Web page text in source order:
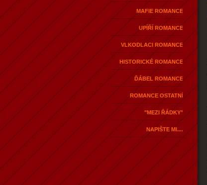
MAFIE ROMANCE
UPÍŘÍ ROMANCE
VLKODLACI ROMANCE
HISTORICKÉ ROMANCE
ĎÁBEL ROMANCE
ROMANCE OSTATNÍ
"MEZI ŘÁDKY"
NAPIŠTE MI....